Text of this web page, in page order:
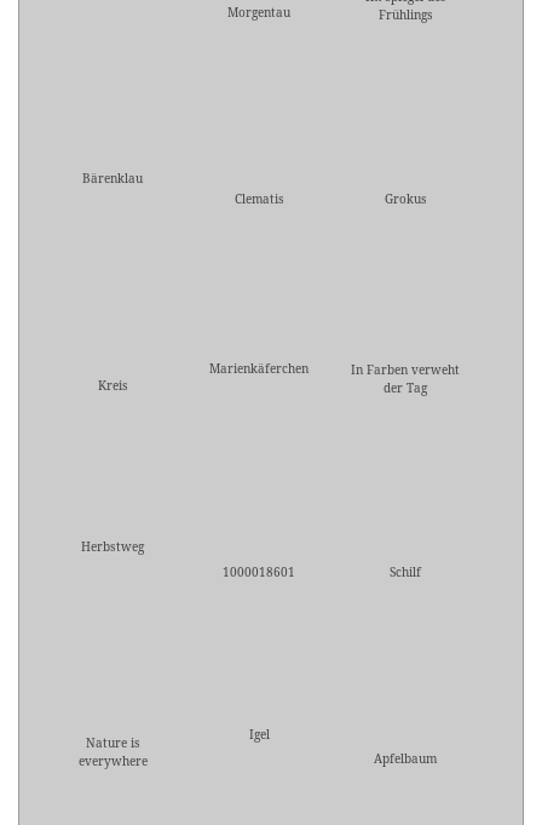
Morgentau
Frühlings
Bärenklau
Clematis
Grokus
Kreis
Marienkäferchen
In Farben verweht
der Tag
Herbstweg
1000018601
Schilf
Nature is
everywhere
Igel
Apfelbaum